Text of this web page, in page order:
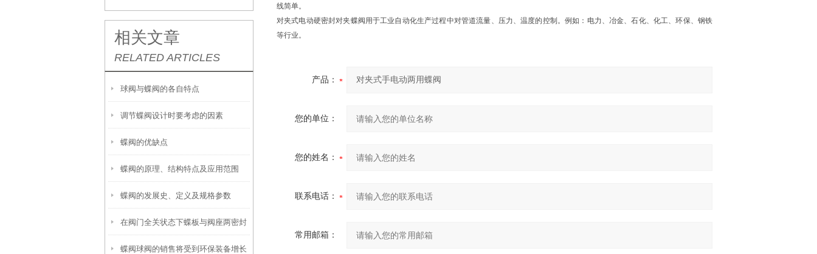
相关文章
RELATED ARTICLES
球阀与蝶阀的各自特点
调节蝶阀设计时要考虑的因素
蝶阀的优缺点
蝶阀的原理、结构特点及应用范围
蝶阀的发展史、定义及规格参数
在阀门全关状态下蝶板与阀座两密封
蝶阀球阀的销售将受到环保装备增长
线简单。
对夹式电动硬密封对夹蝶阀用于工业自动化生产过程中对管道流量、压力、温度的控制。例如：电力、冶金、石化、化工、环保、钢铁
等行业。
产品：
您的单位：
您的姓名：
联系电话：
常用邮箱：